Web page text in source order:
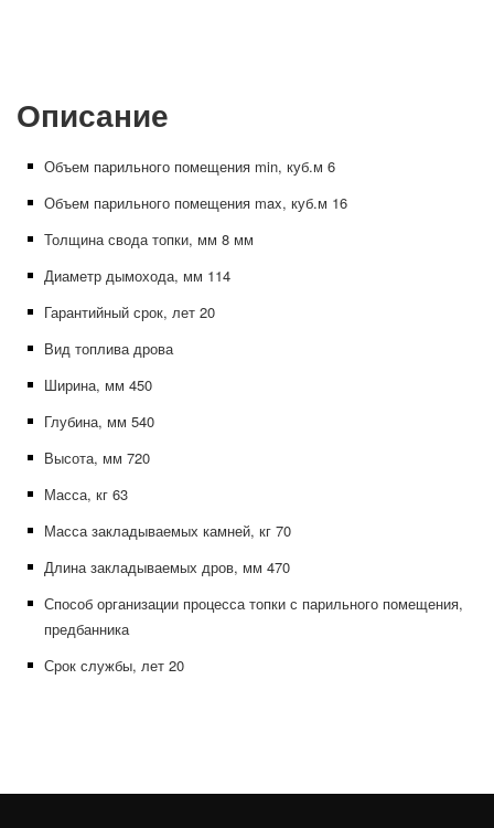
Описание
Объем парильного помещения min, куб.м 6
Объем парильного помещения max, куб.м 16
Толщина свода топки, мм 8 мм
Диаметр дымохода, мм 114
Гарантийный срок, лет 20
Вид топлива дрова
Ширина, мм 450
Глубина, мм 540
Высота, мм 720
Масса, кг 63
Масса закладываемых камней, кг 70
Длина закладываемых дров, мм 470
Способ организации процесса топки с парильного помещения,
предбанника
Срок службы, лет 20